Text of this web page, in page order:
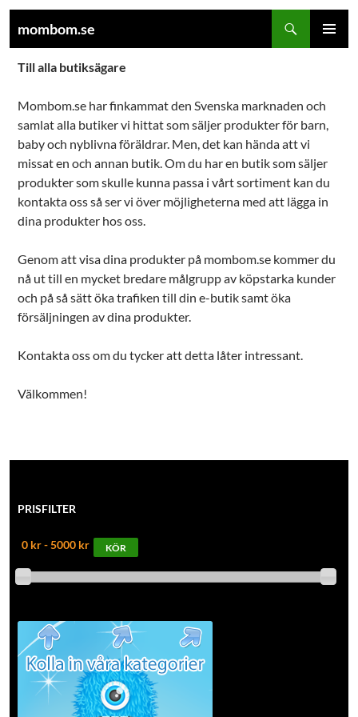
mombom.se
Till alla butiksägare
Mombom.se har finkammat den Svenska marknaden och
samlat alla butiker vi hittat som säljer produkter för barn,
baby och nyblivna föräldrar. Men, det kan hända att vi
missat en och annan butik. Om du har en butik som säljer
produkter som skulle kunna passa i vårt sortiment kan du
kontakta oss så ser vi över möjligheterna med att lägga in
dina produkter hos oss.
Genom att visa dina produkter på mombom.se kommer du
nå ut till en mycket bredare målgrupp av köpstarka kunder
och på så sätt öka trafiken till din e-butik samt öka
försäljningen av dina produkter.
Kontakta oss om du tycker att detta låter intressant.
Välkommen!
PRISFILTER
0 kr - 5000 kr